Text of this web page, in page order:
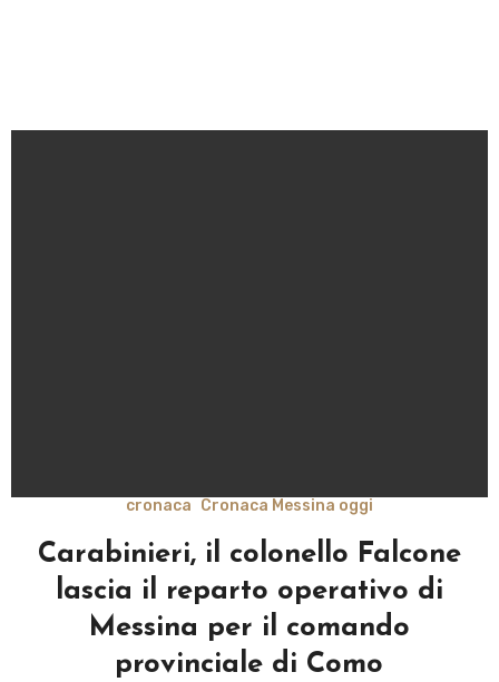
cronaca Cronaca Messina oggi
Molla la stampella e cerca la fuga
alla vista delle volanti, arrestato a
Cristo Re